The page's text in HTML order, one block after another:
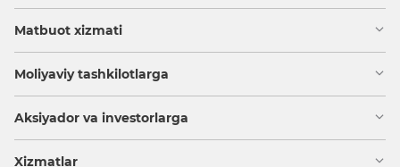
Matbuot xizmati
Moliyaviy tashkilotlarga
Aksiyador va investorlarga
Xizmatlar